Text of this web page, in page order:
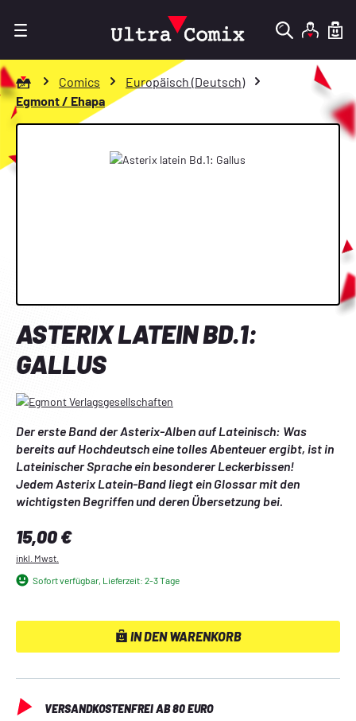
Zur Startseite gehen
Comics
Europäisch (Deutsch)
Egmont / Ehapa
Bildergalerie überspringen
ASTERIX LATEIN BD.1:
GALLUS
Der erste Band der Asterix-Alben auf Lateinisch: Was
bereits auf Hochdeutsch eine tolles Abenteuer ergibt, ist in
Lateinischer Sprache ein besonderer Leckerbissen!
Jedem Asterix Latein-Band liegt ein Glossar mit den
wichtigsten Begriffen und deren Übersetzung bei.
Regulärer Preis:
15,00 €
inkl. Mwst.
Sofort verfügbar, Lieferzeit: 2-3 Tage
IN DEN WARENKORB
VERSANDKOSTENFREI AB 80 EURO